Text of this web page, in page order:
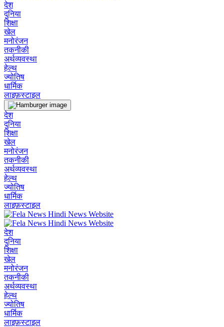
देश
दुनिया
शिक्षा
खेल
मनोरंजन
तकनीकी
अर्थव्यवस्था
हेल्थ
ज्योतिष
धार्मिक
लाइफ़स्टाइल
देश
दुनिया
शिक्षा
खेल
मनोरंजन
तकनीकी
अर्थव्यवस्था
हेल्थ
ज्योतिष
धार्मिक
लाइफ़स्टाइल
देश
दुनिया
शिक्षा
खेल
मनोरंजन
तकनीकी
अर्थव्यवस्था
हेल्थ
ज्योतिष
धार्मिक
लाइफ़स्टाइल